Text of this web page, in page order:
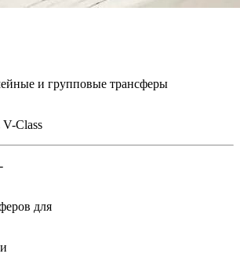
и групповые трансферы
V-Class
для